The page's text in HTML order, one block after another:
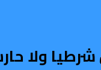
ولا